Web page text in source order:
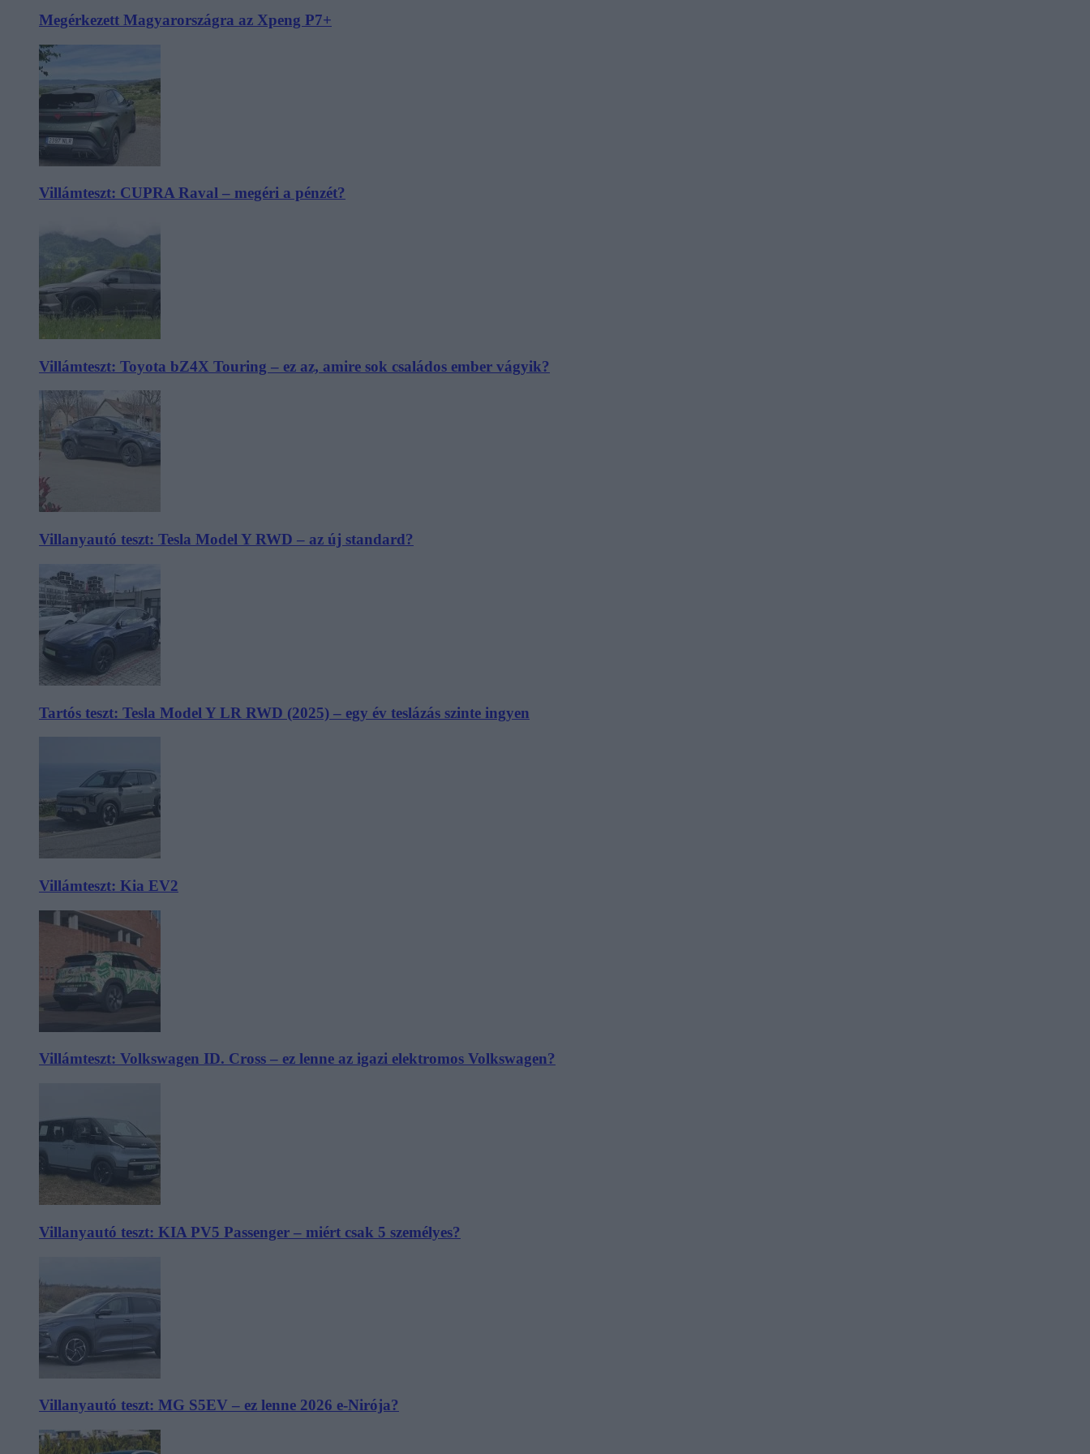
Megérkezett Magyarországra az Xpeng P7+
Villámteszt: CUPRA Raval – megéri a pénzét?
Villámteszt: Toyota bZ4X Touring – ez az, amire sok családos ember vágyik?
Villanyautó teszt: Tesla Model Y RWD – az új standard?
Tartós teszt: Tesla Model Y LR RWD (2025) – egy év teslázás szinte ingyen
Villámteszt: Kia EV2
Villámteszt: Volkswagen ID. Cross – ez lenne az igazi elektromos Volkswagen?
Villanyautó teszt: KIA PV5 Passenger – miért csak 5 személyes?
Villanyautó teszt: MG S5EV – ez lenne 2026 e-Nirója?